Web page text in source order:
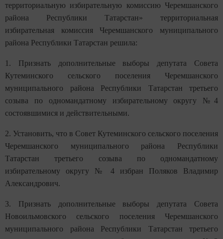
территориальную избирательную комиссию Черемшанского
района Республики Татарстан» территориальная
избирательная комиссия Черемшанского муниципального
района Республики Татарстан решила:
1. Признать дополнительные выборы депутата Совета
Кутеминского сельского поселения Черемшанского
муниципального района Республики Татарстан третьего
созыва по одномандатному избирательному округу №4
состоявшимися и действительными.
2. Установить, что в Совет Кутеминского сельского поселения
Черемшанского муниципального района Республики
Татарстан третьего созыва по одномандатному
избирательному округу № 4 избран Поляков Владимир
Александрович.
3. Признать дополнительные выборы депутата Совета
Новоильмовского сельского поселения Черемшанского
муниципального района Республики Татарстан третьего